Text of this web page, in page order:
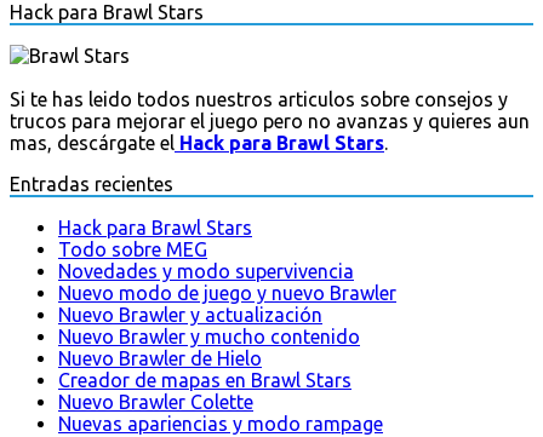
Hack para Brawl Stars
Si te has leido todos nuestros articulos sobre consejos y
trucos para mejorar el juego pero no avanzas y quieres aun
mas, descárgate el Hack para Brawl Stars.
Entradas recientes
Hack para Brawl Stars
Todo sobre MEG
Novedades y modo supervivencia
Nuevo modo de juego y nuevo Brawler
Nuevo Brawler y actualización
Nuevo Brawler y mucho contenido
Nuevo Brawler de Hielo
Creador de mapas en Brawl Stars
Nuevo Brawler Colette
Nuevas apariencias y modo rampage